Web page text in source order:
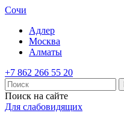
Сочи
Адлер
Москва
Алматы
+7 862 266 55 20
Поиск на сайте
Для слабовидящих